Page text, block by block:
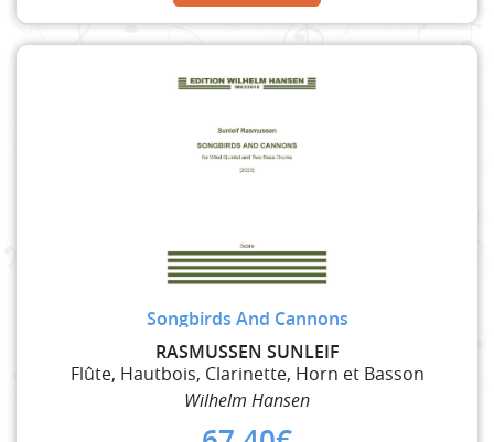
Songbirds And Cannons
RASMUSSEN SUNLEIF
Flûte, Hautbois, Clarinette, Horn et Basson
Wilhelm Hansen